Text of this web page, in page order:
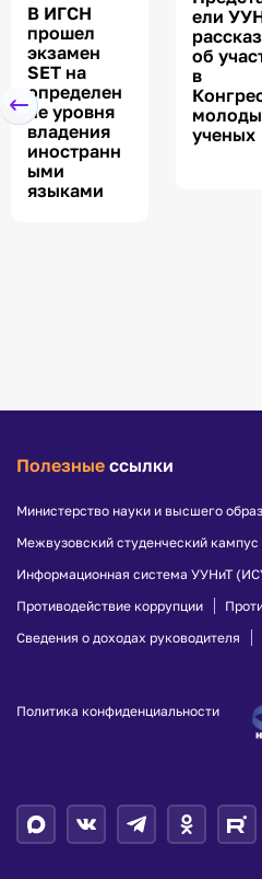
В ИГСН
прошел
экзамен
SET на
определен
ие уровня
владения
иностранн
ыми
языками
ели
об
в
ученых
Полезные ссылки
Министерство науки и высшего
Межвузовский студенческий кампус
Информационная система УУНиТ
Противодействие коррупции
Сведения о доходах руководителя
Политика конфиденциальности